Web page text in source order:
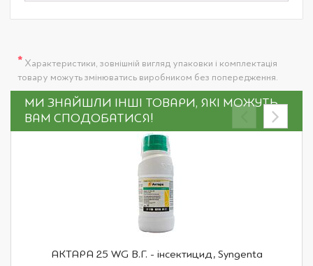
* Характеристики, зовнішній вигляд упаковки і комплектація
товару можуть змінюватись виробником без попередження.
МИ ЗНАЙШЛИ ІНШІ ТОВАРИ, ЯКІ МОЖУТЬ
ВАМ СПОДОБАТИСЯ!
АКТАРА 25 WG В.Г. - інсектицид, Syngenta